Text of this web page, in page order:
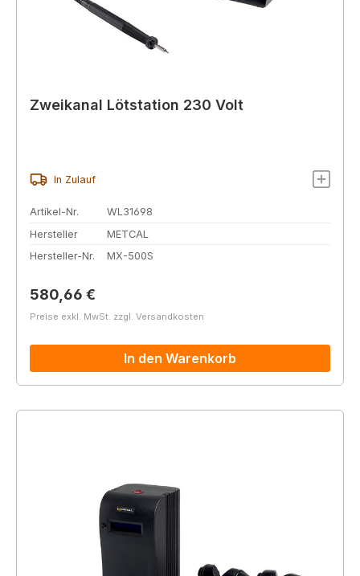
Zweikanal Lötstation 230 Volt
In Zulauf
Artikel-Nr.
WL31698
Hersteller
METCAL
Hersteller-Nr.
MX-500S
Regulärer Preis:
580,66 €
Preise exkl. MwSt. zzgl. Versandkosten
In den Warenkorb